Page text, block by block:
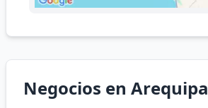
Negocios en Arequipa